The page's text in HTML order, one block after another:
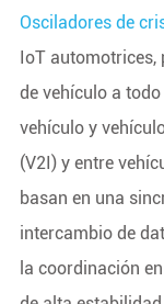
Osciladores de
IoT automotrices,
de vehículo a
vehículo y
(V2I) y entre
basan en una
intercambio de
la coordinación